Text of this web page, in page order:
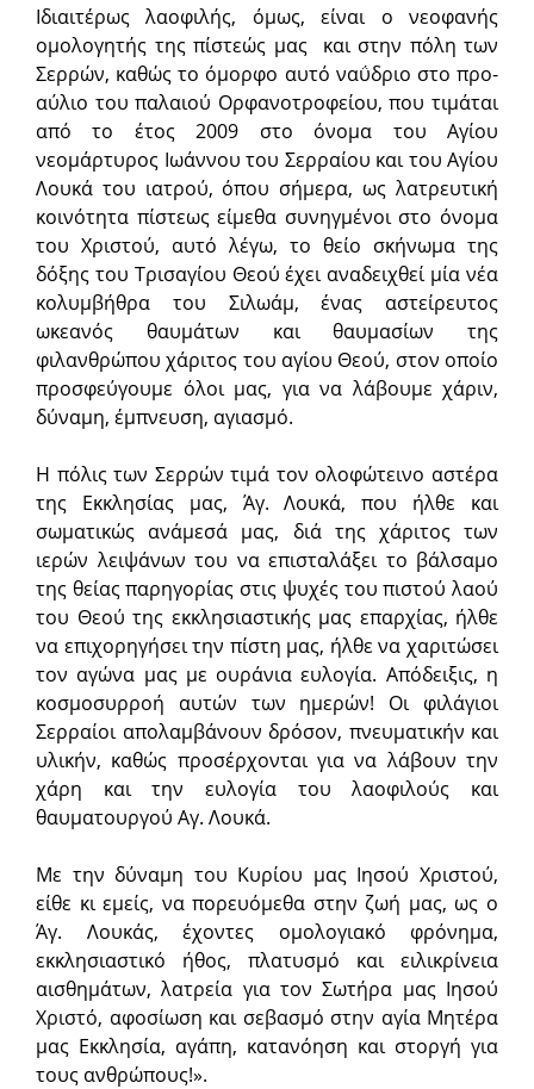
Ιδιαιτέρως λαοφιλής, όμως, είναι ο νεοφανής
ομολογητής της πίστεώς μας και στην πόλη των
Σερρών, καθώς το όμορφο αυτό ναΰδριο στο προ­
αύλιο του παλαιού Ορφανοτροφείου, που τιμάται
από το έτος 2009 στο όνομα του Αγίου
νεομάρτυρος Ιωάννου του Σερραίου και του Αγίου
Λουκά του ιατρού, όπου σήμερα, ως λατρευτική
κοινότητα πίστεως είμεθα συνηγμένοι στο όνομα
του Χριστού, αυτό λέγω, το θείο σκήνωμα της
δόξης του Τρισαγίου Θεού έχει αναδειχθεί μία νέα
κολυμβήθρα του Σιλωάμ, ένας αστείρευτος
ωκεανός θαυμάτων και θαυμασίων της
φιλανθρώπου χάριτος του αγίου Θεού, στον οποίο
προσφεύγουμε όλοι μας, για να λάβουμε χάριν,
δύναμη, έμπνευση, αγιασμό.
Η πόλις των Σερρών τιμά τον ολοφώτεινο αστέρα
της Εκκλησίας μας, Άγ. Λουκά, που ήλθε και
σωματικώς ανάμεσά μας, διά της χάριτος των
ιερών λειψάνων του να επισταλάξει το βάλσαμο
της θείας παρηγορίας στις ψυχές του πιστού λαού
του Θεού της εκκλησιαστικής μας επαρχίας, ήλθε
να επιχορηγήσει την πίστη μας, ήλθε να χαριτώσει
τον αγώνα μας με ουράνια ευλογία. Απόδειξις, η
κοσμοσυρροή αυτών των ημερών! Οι φιλάγιοι
Σερραίοι απολαμβάνουν δρόσον, πνευματικήν και
υλικήν, καθώς προσέρχονται για να λάβουν την
χάρη και την ευλογία του λαοφιλούς και
θαυματουργού Αγ. Λουκά.
Με την δύναμη του Κυρίου μας Ιησού Χριστού,
είθε κι εμείς, να πορευόμεθα στην ζωή μας, ως ο
Άγ. Λουκάς, έχοντες ομολογιακό φρόνημα,
εκκλησιαστικό ήθος, πλατυσμό και ειλικρίνεια
αισθημάτων, λατρεία για τον Σωτήρα μας Ιησού
Χριστό, αφοσίωση και σεβασμό στην αγία Μητέρα
μας Εκκλησία, αγάπη, κατανόηση και στοργή για
τους ανθρώπους!».